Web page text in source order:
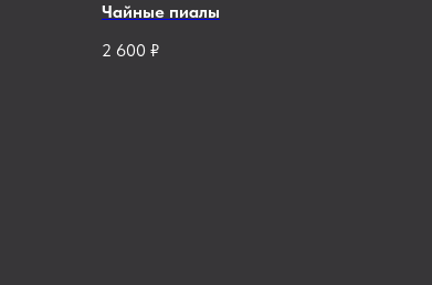
Чайные пиалы
2 600 ₽